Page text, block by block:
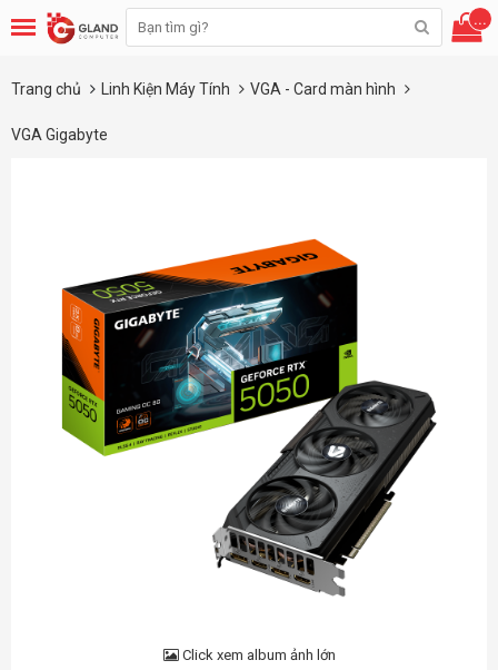
...
Trang chủ Linh Kiện Máy Tính VGA - Card màn hình
VGA Gigabyte
Click xem album ảnh lớn